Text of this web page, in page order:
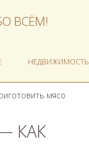
ВСЁМ!
НЕДВИЖИМОСТЬ
мясо
КАК